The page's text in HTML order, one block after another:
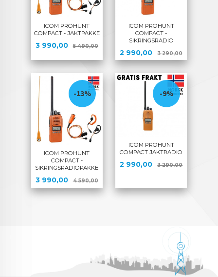
ICOM PROHUNT
COMPACT - JAKTPAKKE
Tilbud
3 990,00 5 490,00Rabatt
ICOM PROHUNT
COMPACT -
SIKRINGSRADIO
Tilbud
2 990,00 3 290,00Rabatt
ICOM PROHUNT
COMPACT -
SIKRINGSRADIOPAKKE
Tilbud
3 990,00 4 590,00Rabatt
-13%
ICOM PROHUNT
COMPACT JAKTRADIO
Tilbud
2 990,00 3 290,00Rabatt
-9%